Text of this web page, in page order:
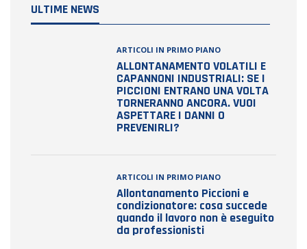
ULTIME NEWS
ARTICOLI IN PRIMO PIANO
ALLONTANAMENTO VOLATILI E
CAPANNONI INDUSTRIALI: SE I
PICCIONI ENTRANO UNA VOLTA
TORNERANNO ANCORA. VUOI
ASPETTARE I DANNI O
PREVENIRLI?
ARTICOLI IN PRIMO PIANO
Allontanamento Piccioni e
condizionatore: cosa succede
quando il lavoro non è eseguito
da professionisti